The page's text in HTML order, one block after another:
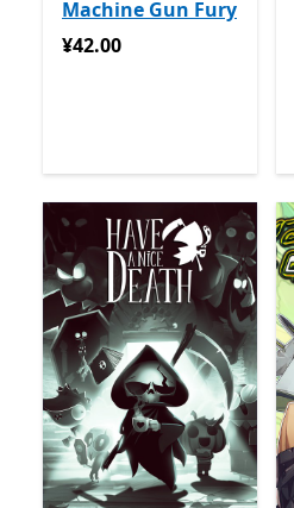
Machine Gun Fury
¥42.00
¥42.00